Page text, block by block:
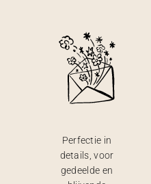
Perfectie in
details, voor
gedeelde en